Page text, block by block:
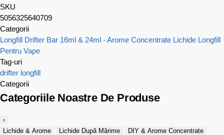
SKU
5056325640709
Categorii
Longfill Drifter Bar 16ml & 24ml - Arome Concentrate Lichide Longfill
Pentru Vape
Tag-uri
drifter longfill
Categorii
Categoriile Noastre De Produse
‹
Lichide & Arome
Lichide După Mărime
DIY & Arome Concentrate